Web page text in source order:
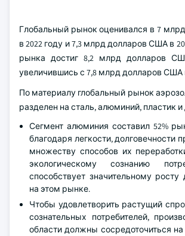
Глобальный рынок оценивался в 7
в 2022 году и 7,3 млрд долларов США в
рынка достиг 8,2 млрд долларов
увеличившись с 7,8 млрд долларов США
По материалу глобальный рынок
разделен на сталь, алюминий, пластик и
Сегмент алюминия составил 52%
благодаря легкости, долговечности
множеству способов их
экологическому сознанию
способствует значительному
на этом рынке.
Чтобы удовлетворить растущий
сознательных потребителей,
области должны сосредоточиться